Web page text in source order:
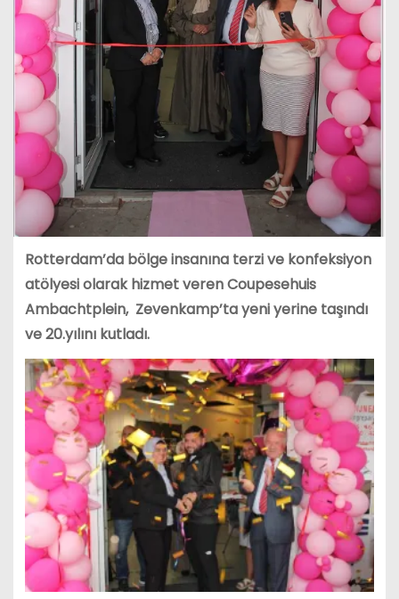
Rotterdam’da bölge insanına terzi ve konfeksiyon
atölyesi olarak hizmet veren Coupesehuis
Ambachtplein, Zevenkamp’ta yeni yerine taşındı
ve 20.yılını kutladı.